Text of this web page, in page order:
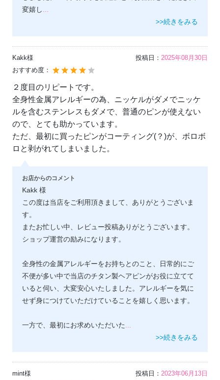
変嬉し
>>続きをみる
Kakk様 投稿日： 2025年08月30日
おすすめ度：
２度目のリピートです。
全身性金属アレルギーの為、ニッケルがダメでニッケ
ルを含むステンレスもダメで、普通のピンが使えない
ので、とても助かっています。
ただ、最初に買ったピンがコーティング(？)が、ボロボ
ロと剥がれてしまいました。
お店からのコメント
Kakk 様
この度は当店をご利用頂きまして、ありがとうございま
す。
またお忙しい中、レビュー投稿ありがとうございます。
ショップ運営の励みになります。
全身性の金属アレルギーをお持ちとのこと、日常的にご
不便が多い中で当店のチタン製ヘアピンがお役に立てて
いると伺い、大変安心いたしました。アレルギーを気に
せず身につけていただけていることを嬉しく思います。
一方で、最初にお求めいただいた
>>続きをみる
mint様 投稿日： 2023年06月13日